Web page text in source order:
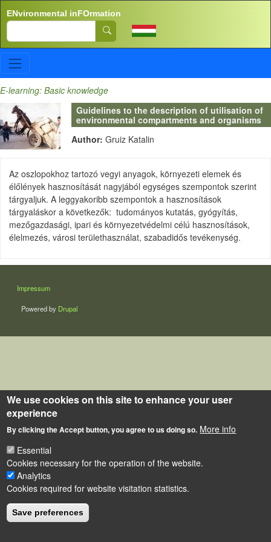
ENvironmental inFOrmation
Search
E-learning: Basic knowledge
Guidelines to the description of utilisation of
environmental compartments and organisms
Author: Gruiz Katalin
Az oszlopokhoz tartozó vegyi anyagok, környezeti elemek és
élőlények hasznosítását nagyjából egységes szempontok szerint
tárgyaljuk. A leggyakoribb szempontok a hasznosítások
tárgyaláskor a következők: tudományos kutatás, gyógyítás,
mezőgazdasági, ipari és környezetvédelmi célú hasznosítások,
élelmezés, városi területhasználat, szabadidős tevékenység.
LÁBLÉC
Impressum
Powered by Drupal
We use cookies on this site to enhance your user
experience
By clicking the Accept button, you agree to us doing so. More info
Essential
Cookies necessary for the operation of the website.
Analytics
Cookies required for website visitation statistics.
Save preferences